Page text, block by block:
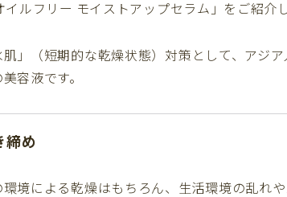
ルフリー モイストアップセラム」をご紹介し
」（短期的な乾燥状態）対策として、アジ
容液です。
締め
境による乾燥はもちろん、生活環境の乱れ